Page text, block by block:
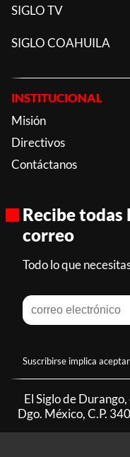
SIGLO TV
SIGLO COAHUILA
INSTITUCIONAL
Misión
Directivos
Contáctanos
Recibe todas
correo
Todo lo que
Suscribirse implica
El Siglo de
Dgo. México, C.P.